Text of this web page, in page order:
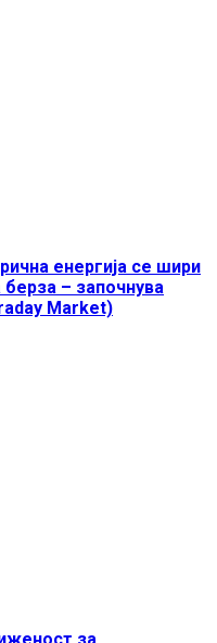
енергија се шири
– започнува
Market)